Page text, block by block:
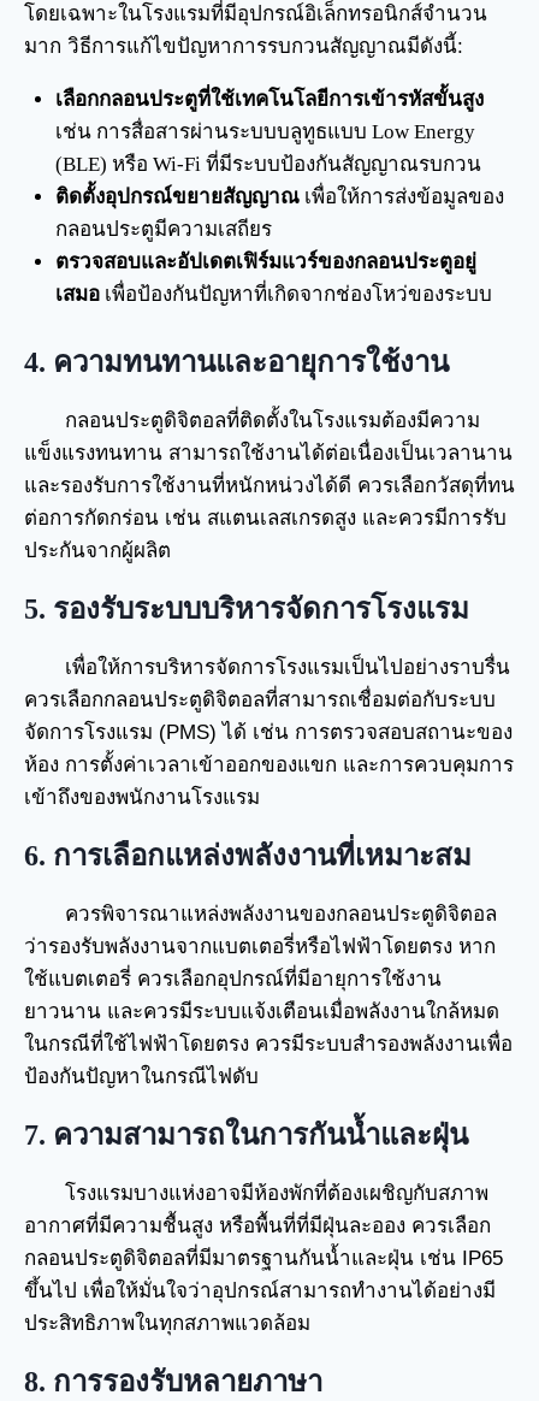
โดยเฉพาะในโรงแรมที่มีอุปกรณ์อิเล็กทรอนิกส์จำนวน
มาก วิธีการแก้ไขปัญหาการรบกวนสัญญาณมีดังนี้:
เลือกกลอนประตูที่ใช้เทคโนโลยีการเข้ารหัสขั้นสูง
เช่น การสื่อสารผ่านระบบบลูทูธแบบ Low Energy
(BLE) หรือ Wi-Fi ที่มีระบบป้องกันสัญญาณรบกวน
ติดตั้งอุปกรณ์ขยายสัญญาณเพื่อให้การส่งข้อมูลของ
กลอนประตูมีความเสถียร
ตรวจสอบและอัปเดตเฟิร์มแวร์ของกลอนประตูอยู่
เสมอเพื่อป้องกันปัญหาที่เกิดจากช่องโหว่ของระบบ
4. ความทนทานและอายุการใช้งาน
กลอนประตูดิจิตอลที่ติดตั้งในโรงแรมต้องมีความ
แข็งแรงทนทาน สามารถใช้งานได้ต่อเนื่องเป็นเวลานาน
และรองรับการใช้งานที่หนักหน่วงได้ดี ควรเลือกวัสดุที่ทน
ต่อการกัดกร่อน เช่น สแตนเลสเกรดสูง และควรมีการรับ
ประกันจากผู้ผลิต
5. รองรับระบบบริหารจัดการโรงแรม
เพื่อให้การบริหารจัดการโรงแรมเป็นไปอย่างราบรื่น
ควรเลือกกลอนประตูดิจิตอลที่สามารถเชื่อมต่อกับระบบ
จัดการโรงแรม (PMS) ได้ เช่น การตรวจสอบสถานะของ
ห้อง การตั้งค่าเวลาเข้าออกของแขก และการควบคุมการ
เข้าถึงของพนักงานโรงแรม
6. การเลือกแหล่งพลังงานที่เหมาะสม
ควรพิจารณาแหล่งพลังงานของกลอนประตูดิจิตอล
ว่ารองรับพลังงานจากแบตเตอรี่หรือไฟฟ้าโดยตรง หาก
ใช้แบตเตอรี่ ควรเลือกอุปกรณ์ที่มีอายุการใช้งาน
ยาวนาน และควรมีระบบแจ้งเตือนเมื่อพลังงานใกล้หมด
ในกรณีที่ใช้ไฟฟ้าโดยตรง ควรมีระบบสำรองพลังงานเพื่อ
ป้องกันปัญหาในกรณีไฟดับ
7. ความสามารถในการกันน้ำและฝุ่น
โรงแรมบางแห่งอาจมีห้องพักที่ต้องเผชิญกับสภาพ
อากาศที่มีความชื้นสูง หรือพื้นที่ที่มีฝุ่นละออง ควรเลือก
กลอนประตูดิจิตอลที่มีมาตรฐานกันน้ำและฝุ่น เช่น IP65
ขึ้นไป เพื่อให้มั่นใจว่าอุปกรณ์สามารถทำงานได้อย่างมี
ประสิทธิภาพในทุกสภาพแวดล้อม
8. การรองรับหลายภาษา